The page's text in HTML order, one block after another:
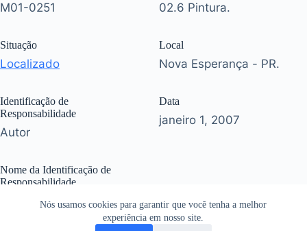
Nós usamos cookies para garantir que você tenha a melhor
experiência em nosso site.
M01-0251
Situação
Localizado
Identificação de
Responsabilidade
Autor
Nome da Identificação de
Responsabilidade
Shirley Martos Daniel.
02.6 Pintura.
Local
Nova Esperança - PR.
Data
janeiro 1, 2007